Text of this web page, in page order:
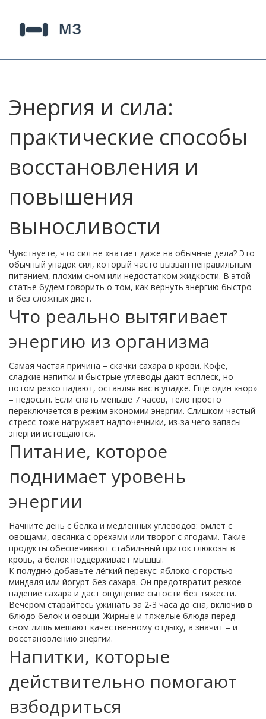
Энергия и сила:
практические способы
восстановления и
повышения
выносливости
Чувствуете, что сил не хватает даже на обычные дела? Это
обычный упадок сил, который часто вызван неправильным
питанием, плохим сном или недостатком жидкости. В этой
статье будем говорить о том, как вернуть энергию быстро
и без сложных диет.
Что реально вытягивает
энергию из организма
Самая частая причина – скачки сахара в крови. Кофе,
сладкие напитки и быстрые углеводы дают всплеск, но
потом резко падают, оставляя вас в упадке. Еще один «вор»
– недосып. Если спать меньше 7 часов, тело просто
переключается в режим экономии энергии. Слишком частый
стресс тоже нагружает надпочечники, из‑за чего запасы
энергии истощаются.
Питание, которое
поднимает уровень
энергии
Начните день с белка и медленных углеводов: омлет с
овощами, овсянка с орехами или творог с ягодами. Такие
продукты обеспечивают стабильный приток глюкозы в
кровь, а белок поддерживает мышцы.
К полудню добавьте лёгкий перекус: яблоко с горстью
миндаля или йогурт без сахара. Он предотвратит резкое
падение сахара и даст ощущение сытости без тяжести.
Вечером старайтесь ужинать за 2‑3 часа до сна, включив в
блюдо белок и овощи. Жирные и тяжелые блюда перед
сном лишь мешают качественному отдыху, а значит – и
восстановлению энергии.
Напитки, которые
действительно помогают
взбодриться